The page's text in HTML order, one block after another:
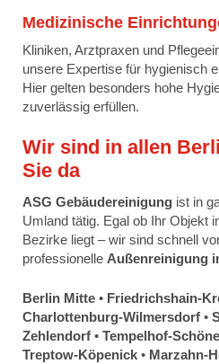
Medizinische
Kliniken, Arztpraxen und
unsere Expertise für hygienisch
Hier gelten besonders hohe
zuverlässig erfüllen.
Wir sind in allen
Sie da
ASG Gebäudereinigung ist in
Umland tätig. Egal ob Ihr Objekt
Bezirke liegt – wir sind schnell
professionelle Außenreinigung
Berlin Mitte • Friedrichshain-
Charlottenburg-Wilmersdorf •
Zehlendorf • Tempelhof-
Treptow-Köpenick • Marzahn-